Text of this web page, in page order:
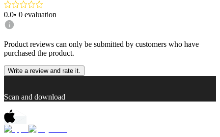
0.0• 0 evaluation
Product reviews can only be submitted by customers who have
purchased the product.
Write a review and rate it.
Scan and download